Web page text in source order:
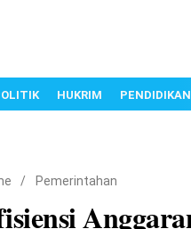
HUKRIM PENDIDIKAN
/ Pemerintahan